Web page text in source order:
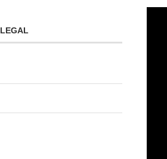
LEGAL